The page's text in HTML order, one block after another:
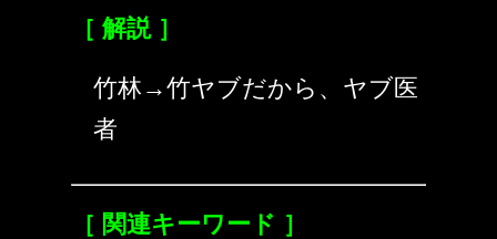
［ 解説 ］
竹林→竹ヤブだから、ヤブ医
者
［ 関連キーワード ］